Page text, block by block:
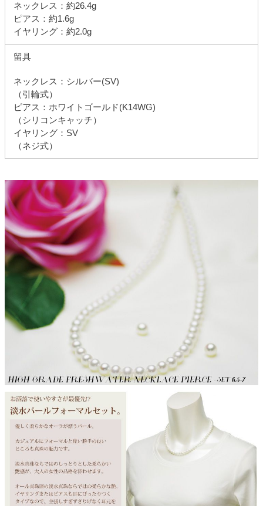
ネックレス：約26.4g
ピアス：約1.6g
イヤリング：約2.0g
留具
ネックレス：シルバー(SV)
（引輪式）
ピアス：ホワイトゴールド(K14WG)
（シリコンキャッチ）
イヤリング：SV
（ネジ式）